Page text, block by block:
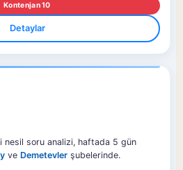
Kontenjan 10
Detaylar
nesil soru analizi, haftada 5 gün
ve Demetevler şubelerinde.